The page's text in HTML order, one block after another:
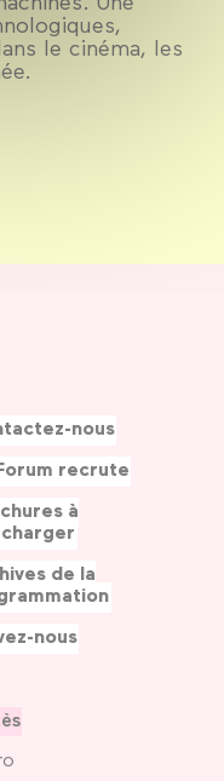
le cinéma, les
nous
recrute
à
de la
nous